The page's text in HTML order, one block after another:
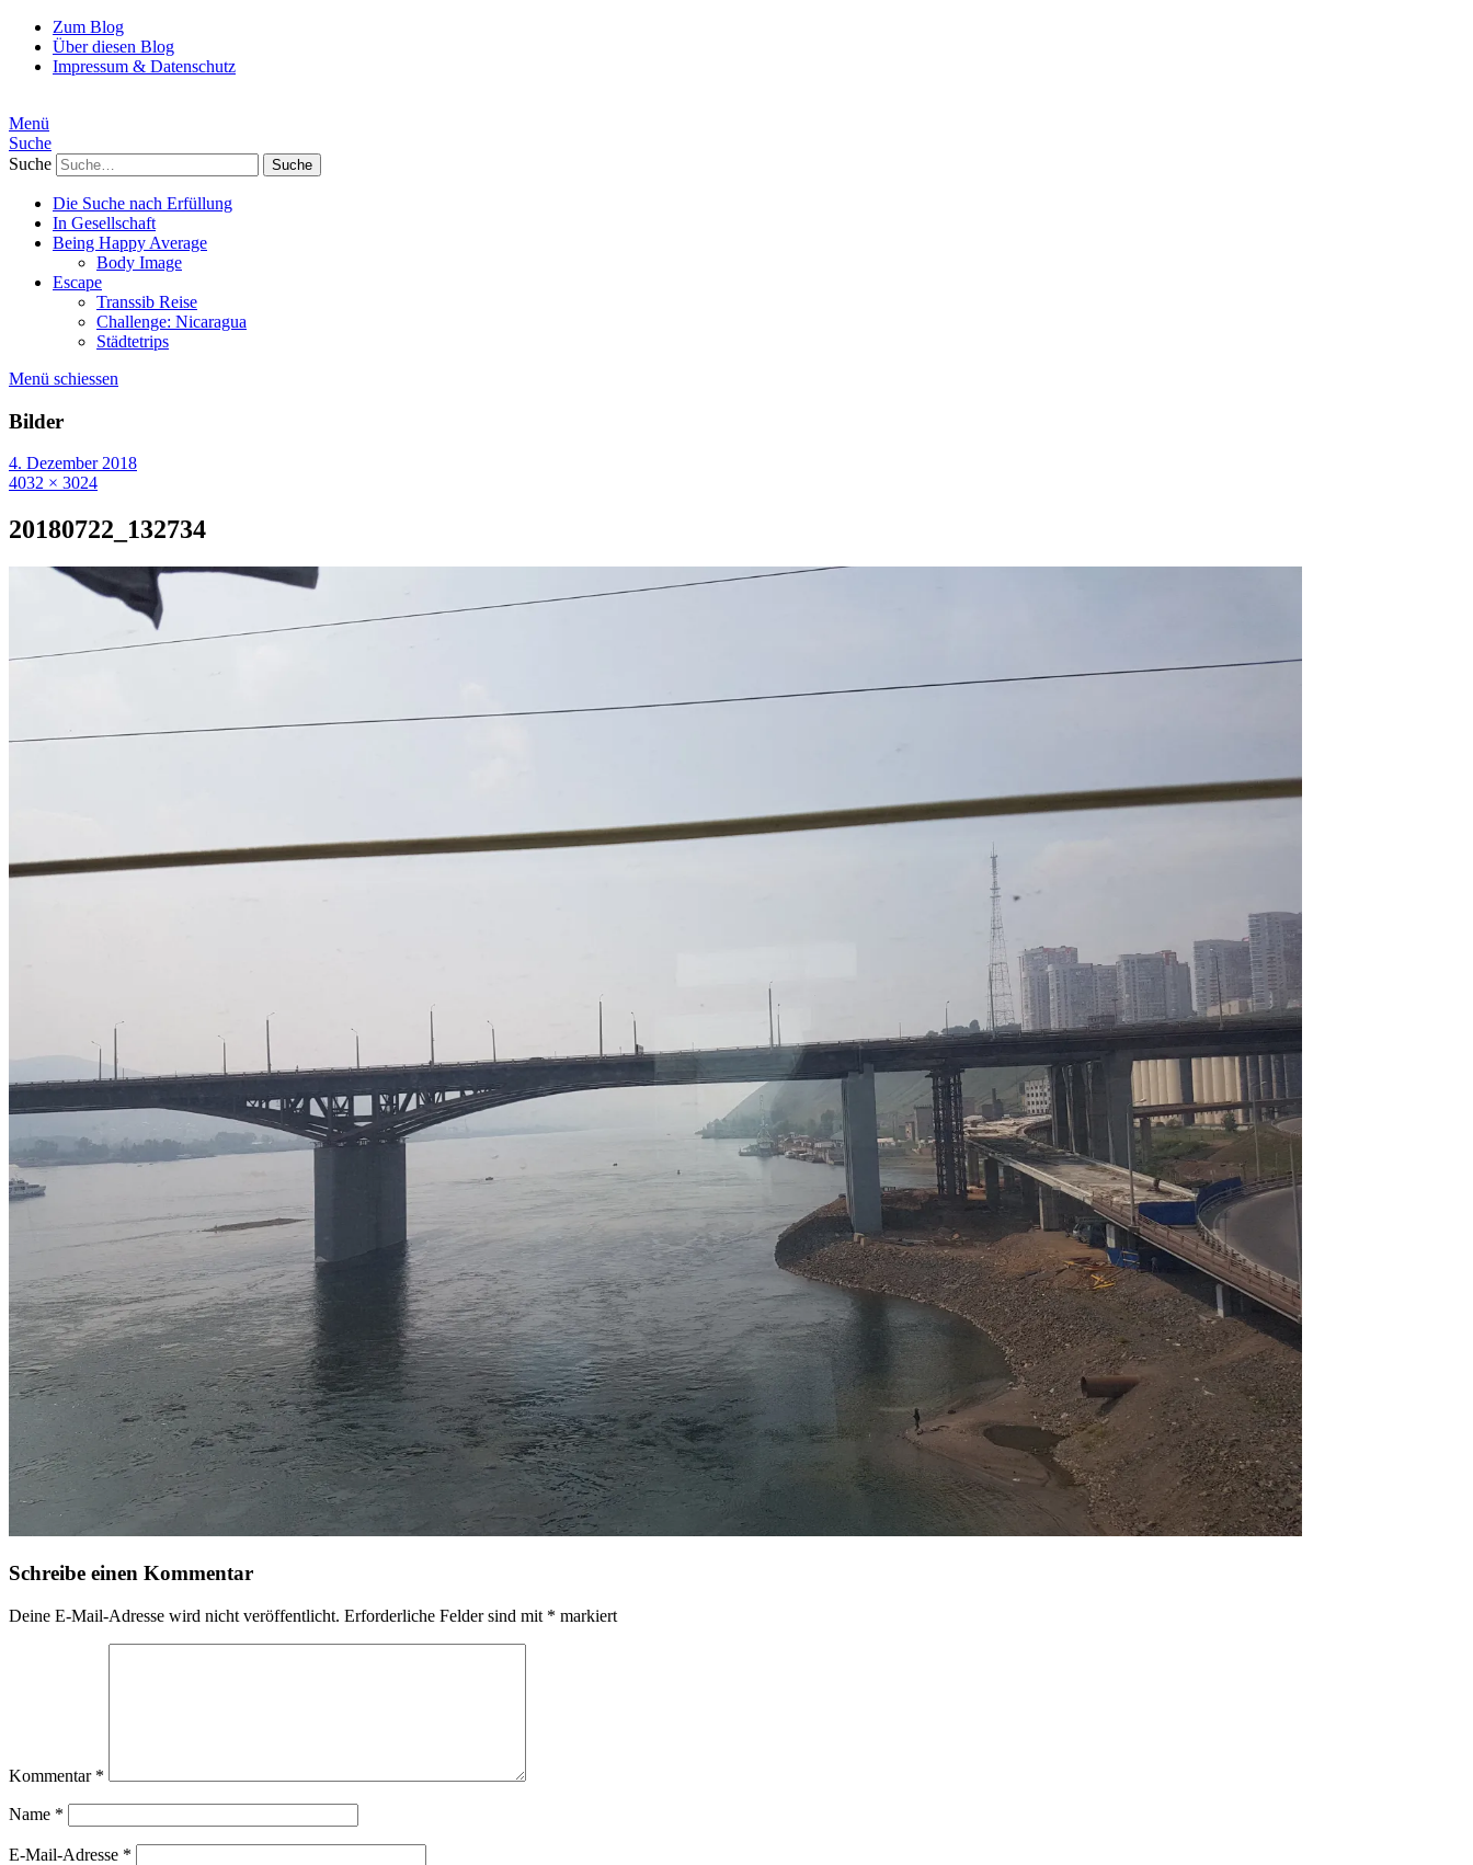
Zum Blog
Über diesen Blog
Impressum & Datenschutz
Menü
Suche
Suche
Die Suche nach Erfüllung
In Gesellschaft
Being Happy Average
Body Image
Escape
Transsib Reise
Challenge: Nicaragua
Städtetrips
Menü schiessen
Bilder
4. Dezember 2018
4032 × 3024
20180722_132734
Schreibe einen Kommentar
Deine E-Mail-Adresse wird nicht veröffentlicht. Erforderliche Felder sind mit * markiert
Kommentar *
Name *
E-Mail-Adresse *